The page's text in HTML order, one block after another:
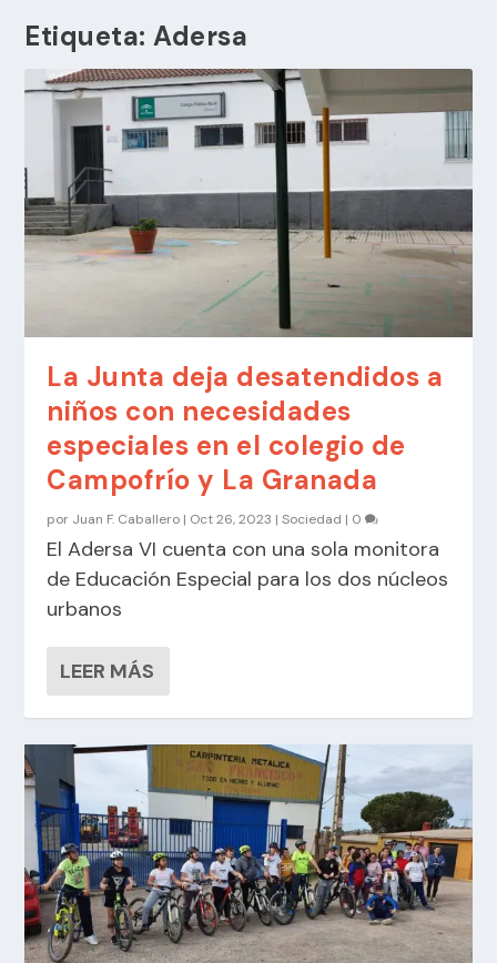
Etiqueta:Adersa
La Junta deja desatendidos a
niños con necesidades
especiales en el colegio de
Campofrío y La Granada
por Juan F. Caballero | Oct 26, 2023 |Sociedad | 0
El Adersa VI cuenta con una sola monitora
de Educación Especial para los dos núcleos
urbanos
LEER MÁS